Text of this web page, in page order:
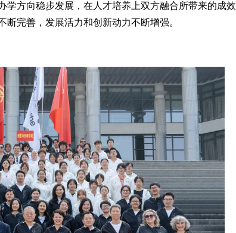
方向稳步发展，在人才培养上双方融合所带来的成
完善，发展活力和创新动力不断增强。
《中国青年报》专